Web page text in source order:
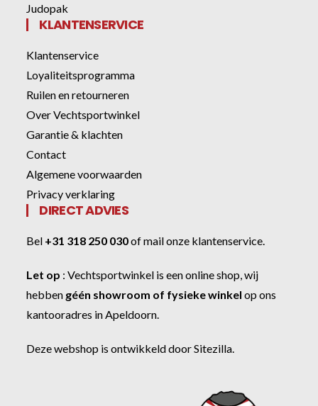
Judopak
KLANTENSERVICE
Klantenservice
Loyaliteitsprogramma
Ruilen en retourneren
Over Vechtsportwinkel
Garantie & klachten
Contact
Algemene voorwaarden
Privacy verklaring
DIRECT ADVIES
Bel +31 318 250 030ofmail onze klantenservice
Let op :Vechtsportwinkel is een online shop, wij
hebben géén showroom of fysieke winkel op ons
kantooradres in Apeldoorn.
Deze webshop is ontwikkeld doorSitezilla